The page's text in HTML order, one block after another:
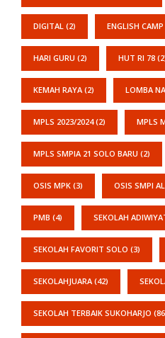
DIGITAL (2) ENGLISH CAMP
HARI GURU (2) HUT RI 78
KEMAH RAYA (2) LOMBA
MPLS 2023/2024(2) MPLS
MPLS SMPIA 21 SOLO BARU (2)
OSIS MPK (3) OSIS SMPI
PMB (4) SEKOLAH
SEKOLAH FAVORIT SOLO (3)
SEKOLAHJUARA (42)
SEKOLAH TERBAIK SUKOHARJO